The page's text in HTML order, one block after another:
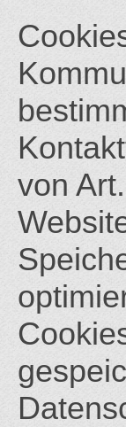
von